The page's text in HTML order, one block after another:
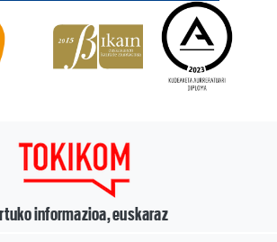
informazioa, euskaraz